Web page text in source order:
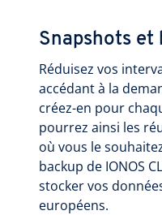
Snapshots et
Réduisez vos
accédant à la
créez-en pour
pourrez ainsi les
où vous le
backup de IONOS
stocker vos
européens.